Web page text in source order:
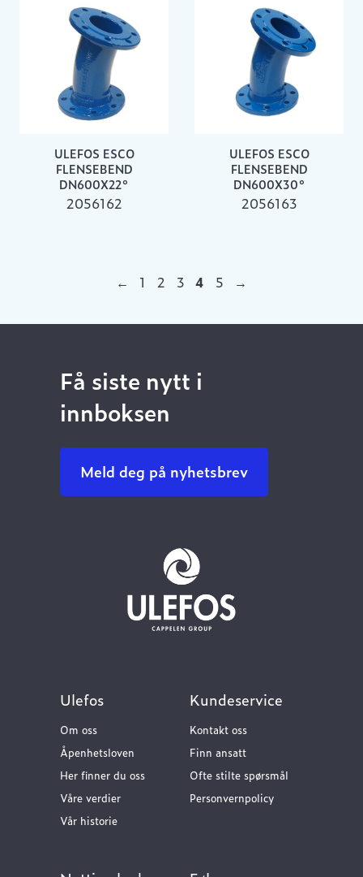
ULEFOS ESCO
FLENSEBEND
DN600X22°
2056162
ULEFOS ESCO
FLENSEBEND
DN600X30°
2056163
← 1 2 3 4 5 →
Få siste nytt i
innboksen
Meld deg på nyhetsbrev
Ulefos
Om oss
Åpenhetsloven
Her finner du oss
Våre verdier
Vår historie
Kundeservice
Kontakt oss
Finn ansatt
Ofte stilte spørsmål
Personvernpolicy